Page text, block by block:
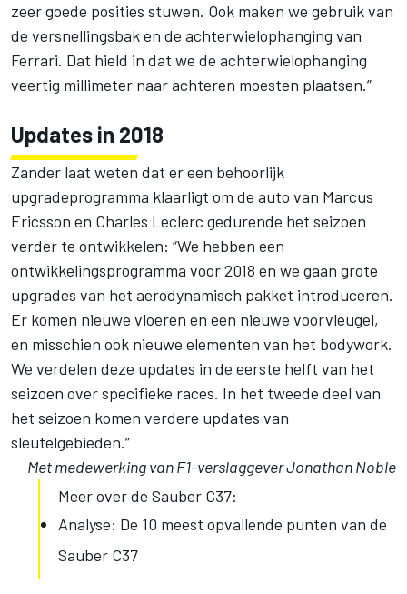
zeer goede posities stuwen. Ook maken we gebruik van
de versnellingsbak en de achterwielophanging van
Ferrari. Dat hield in dat we de achterwielophanging
veertig millimeter naar achteren moesten plaatsen.”
Updates in 2018
Zander laat weten dat er een behoorlijk
upgradeprogramma klaarligt om de auto van Marcus
Ericsson en Charles Leclerc gedurende het seizoen
verder te ontwikkelen: “We hebben een
ontwikkelingsprogramma voor 2018 en we gaan grote
upgrades van het aerodynamisch pakket introduceren.
Er komen nieuwe vloeren en een nieuwe voorvleugel,
en misschien ook nieuwe elementen van het bodywork.
We verdelen deze updates in de eerste helft van het
seizoen over specifieke races. In het tweede deel van
het seizoen komen verdere updates van
sleutelgebieden.”
Met medewerking van F1-verslaggever Jonathan Noble
Meer over de Sauber C37:
Analyse: De 10 meest opvallende punten van de
Sauber C37